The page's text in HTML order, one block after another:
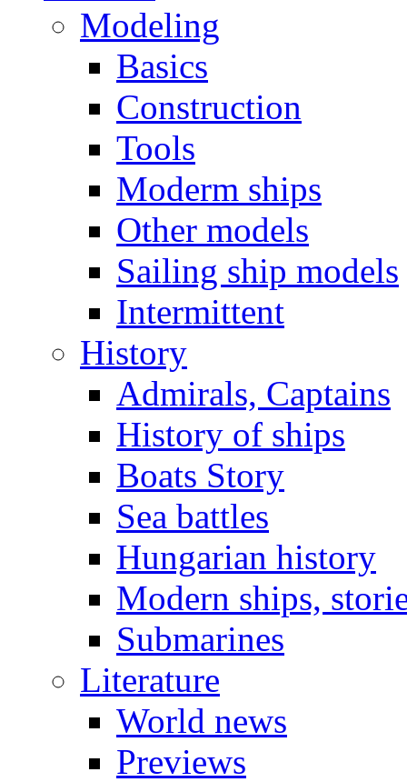
Modeling
Basics
Construction
Tools
Moderm ships
Other models
Sailing ship models
Intermittent
History
Admirals, Captains
History of ships
Boats Story
Sea battles
Hungarian history
Modern ships,
Submarines
Literature
World news
Previews